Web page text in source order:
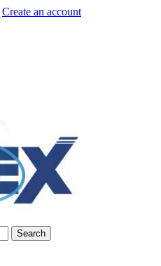
Create an account
Search